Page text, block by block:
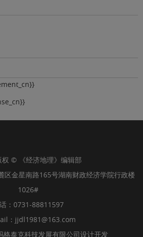
权 © 《经济地理》编辑部
区金星南路165号湖南财政经济学院行政楼
1026#
：0731-88811597
：jjdl1981@163.com
格泰克科技发展有限公司设计开发